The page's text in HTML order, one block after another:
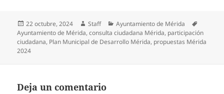
Publicado
el
22 octubre, 2024 Autor
Staff Categorías
Ayuntamiento de Mérida
Ayuntamiento de Mérida,consulta ciudadana Mérida, participación
ciudadana, Plan Municipal de Desarrollo Mérida, propuestas Mérida
2024
Deja un comentario